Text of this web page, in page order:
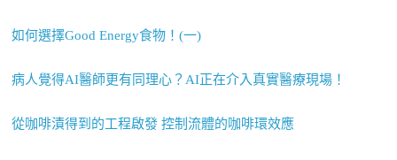
如何選擇Good Energy食物！(一)
病人覺得AI醫師更有同理心？AI正在介入真實醫療現場！
從咖啡漬得到的工程啟發 控制流體的咖啡環效應